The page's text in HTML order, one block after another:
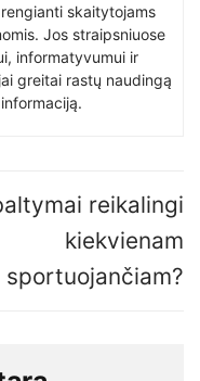
skaitytojams
Jos straipsniuose
informatyvumui ir
greitai rastų naudingą
reikalingi
kiekvienam
sportuojančiam?